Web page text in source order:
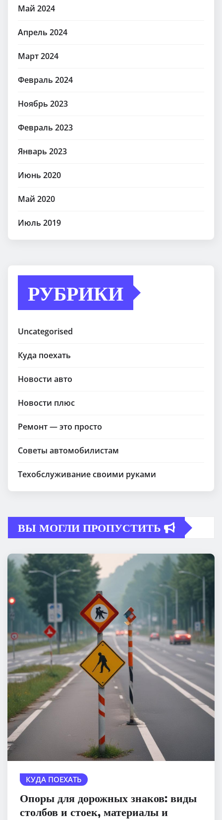
Май 2024
Апрель 2024
Март 2024
Февраль 2024
Ноябрь 2023
Февраль 2023
Январь 2023
Июнь 2020
Май 2020
Июль 2019
РУБРИКИ
Uncategorised
Куда поехать
Новости авто
Новости плюс
Ремонт — это просто
Советы автомобилистам
Техобслуживание своими руками
ВЫ МОГЛИ ПРОПУСТИТЬ
КУДА ПОЕХАТЬ
Опоры для дорожных знаков: виды
столбов и стоек, материалы и